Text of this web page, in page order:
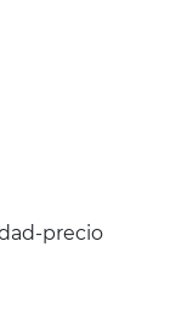
precio